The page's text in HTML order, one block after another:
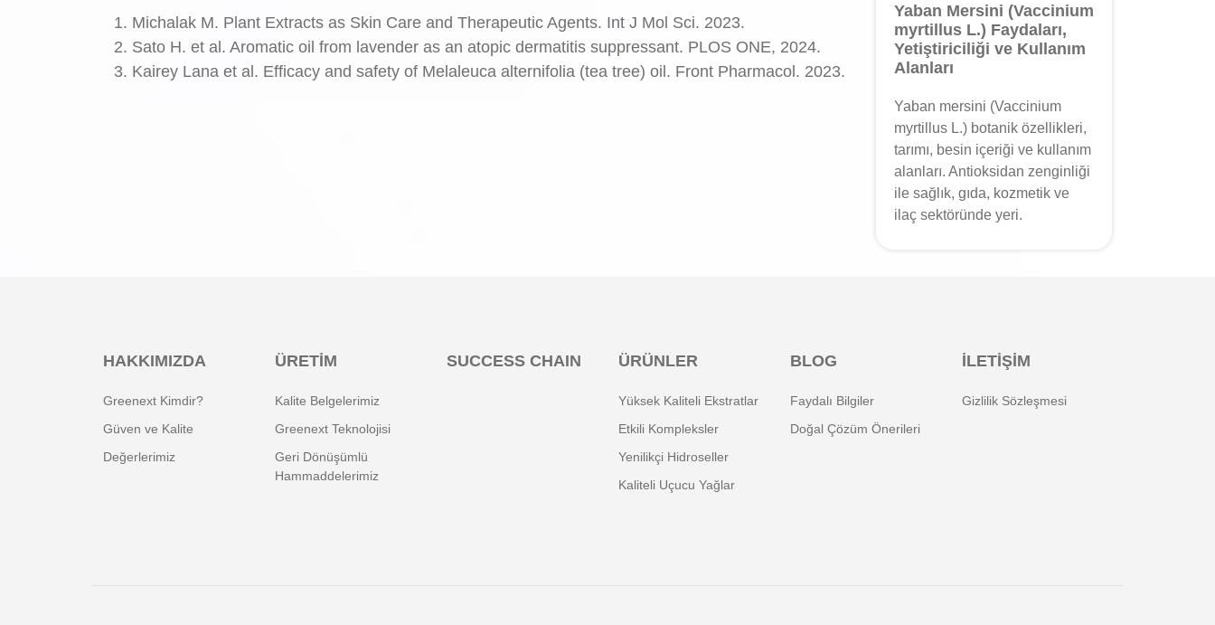
Michalak M. Plant Extracts as Skin Care and Therapeutic Agents. Int J Mol Sci. 2023.
Sato H. et al. Aromatic oil from lavender as an atopic dermatitis suppressant. PLOS ONE, 2024.
Kairey Lana et al. Efficacy and safety of Melaleuca alternifolia (tea tree) oil. Front Pharmacol. 2023.
Yaban Mersini (Vaccinium
myrtillus L.) Faydaları,
Yetiştiriciliği ve Kullanım
Alanları
Yaban mersini (Vaccinium
myrtillus L.) botanik özellikleri,
tarımı, besin içeriği ve kullanım
alanları. Antioksidan zenginliği
ile sağlık, gıda, kozmetik ve
ilaç sektöründe yeri.
HAKKIMIZDA
Greenext Kimdir?
Güven ve Kalite
Değerlerimiz
ÜRETIM
Kalite Belgelerimiz
Greenext Teknolojisi
Geri Dönüşümlü
Hammaddelerimiz
SUCCESS CHAIN ÜRÜNLER
Yüksek Kaliteli Ekstratlar
Etkili Kompleksler
Yenilikçi Hidroseller
Kaliteli Uçucu Yağlar
BLOG
Faydalı Bilgiler
Doğal Çözüm Önerileri
İLETİŞİM
Gizlilik Sözleşmesi